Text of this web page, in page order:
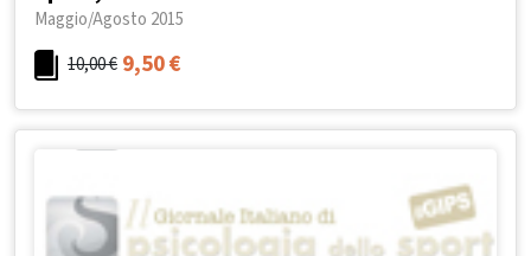
Maggio/Agosto 2015
10,00€ 9,50€